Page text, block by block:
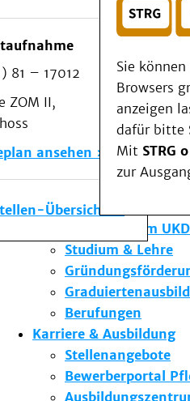
oder
Wählen Sie ein Thema für
81 – 17012
ZOM II,
ansehen
Übersicht
Sie
Browsers
anzeigen
dafür bitte
Mit STRG o
zur
Patienten & Besucher
Kliniken/Institute/
Als Patient am
Beratung und
Veranstaltungen
Kommunikation
Notfall
Forschung & Lehre
Die Institute des
Forschung am UKD
Studium & Lehre
Berufungen
Karriere & Ausbildung
Stellenangebote
Bewerberportal